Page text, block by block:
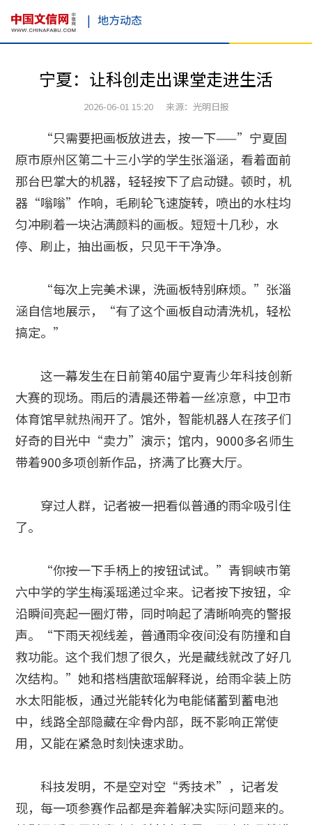
| 地方动态
宁夏：让科创走出课堂走进生活
2026-06-01 15:20 来源：光明日报
“只需要把画板放进去，按一下——”宁夏固
原市原州区第二十三小学的学生张淄涵，看着面前
那台巴掌大的机器，轻轻按下了启动键。顿时，机
器“嗡嗡”作响，毛刷轮飞速旋转，喷出的水柱均
匀冲刷着一块沾满颜料的画板。短短十几秒，水
停、刷止，抽出画板，只见干干净净。
“每次上完美术课，洗画板特别麻烦。”张淄
涵自信地展示，“有了这个画板自动清洗机，轻松
搞定。”
这一幕发生在日前第40届宁夏青少年科技创新
大赛的现场。雨后的清晨还带着一丝凉意，中卫市
体育馆早就热闹开了。馆外，智能机器人在孩子们
好奇的目光中“卖力”演示；馆内，9000多名师生
带着900多项创新作品，挤满了比赛大厅。
穿过人群，记者被一把看似普通的雨伞吸引住
了。
“你按一下手柄上的按钮试试。”青铜峡市第
六中学的学生梅溪瑶递过伞来。记者按下按钮，伞
沿瞬间亮起一圈灯带，同时响起了清晰响亮的警报
声。“下雨天视线差，普通雨伞夜间没有防撞和自
救功能。这个我们想了很久，光是藏线就改了好几
次结构。”她和搭档唐歆瑶解释说，给雨伞装上防
水太阳能板，通过光能转化为电能储蓄到蓄电池
中，线路全部隐藏在伞骨内部，既不影响正常使
用，又能在紧急时刻快速求助。
科技发明，不是空对空“秀技术”，记者发
现，每一项参赛作品都是奔着解决实际问题来的。